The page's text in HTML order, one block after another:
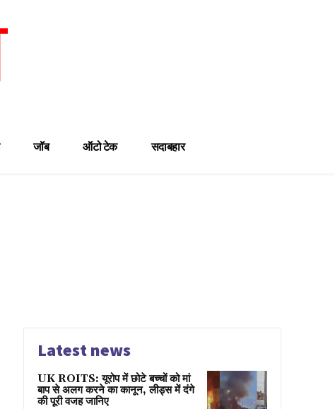
जॉब ऑटो टेक सदाबहार
Latest news
UK ROITS: यूरोप में छोटे बच्चों को मां
बाप से अलग करने का कानून, लीड्स में दंगे
की पूरी वजह जानिए